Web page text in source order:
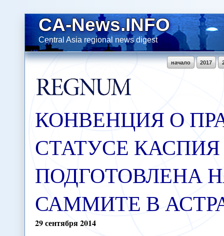
CA-News.INFO
Central Asia regional news digest
2017
начало
КОНВЕНЦИЯ О
СТАТУСЕ КАСПИЯ
ПОДГОТОВЛЕНА
САММИТЕ В
29сентября2014